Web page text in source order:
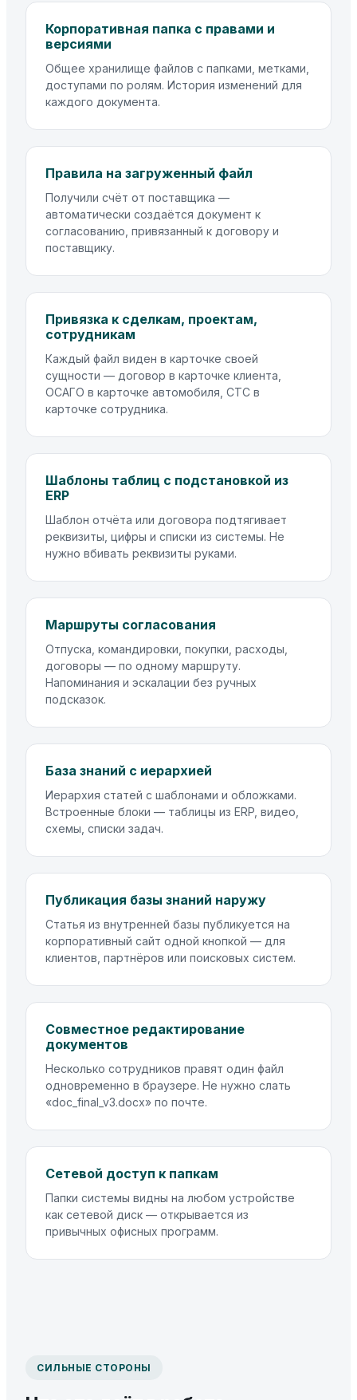
Корпоративная папка с правами и
версиями
Общее хранилище файлов с папками, метками,
доступами по ролям. История изменений для
каждого документа.
Правила на загруженный файл
Получили счёт от поставщика —
автоматически создаётся документ к
согласованию, привязанный к договору и
поставщику.
Привязка к сделкам, проектам,
сотрудникам
Каждый файл виден в карточке своей
сущности — договор в карточке клиента,
ОСАГО в карточке автомобиля, СТС в
карточке сотрудника.
Шаблоны таблиц с подстановкой из
ERP
Шаблон отчёта или договора подтягивает
реквизиты, цифры и списки из системы. Не
нужно вбивать реквизиты руками.
Маршруты согласования
Отпуска, командировки, покупки, расходы,
договоры — по одному маршруту.
Напоминания и эскалации без ручных
подсказок.
База знаний с иерархией
Иерархия статей с шаблонами и обложками.
Встроенные блоки — таблицы из ERP, видео,
схемы, списки задач.
Публикация базы знаний наружу
Статья из внутренней базы публикуется на
корпоративный сайт одной кнопкой — для
клиентов, партнёров или поисковых систем.
Совместное редактирование
документов
Несколько сотрудников правят один файл
одновременно в браузере. Не нужно слать
«doc_final_v3.docx» по почте.
Сетевой доступ к папкам
Папки системы видны на любом устройстве
как сетевой диск — открывается из
привычных офисных программ.
СИЛЬНЫЕ СТОРОНЫ